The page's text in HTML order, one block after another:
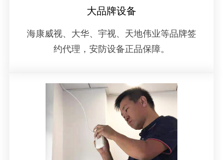
大品牌设备
海康威视、大华、宇视、天地伟业等品牌签
约代理，安防设备正品保障。